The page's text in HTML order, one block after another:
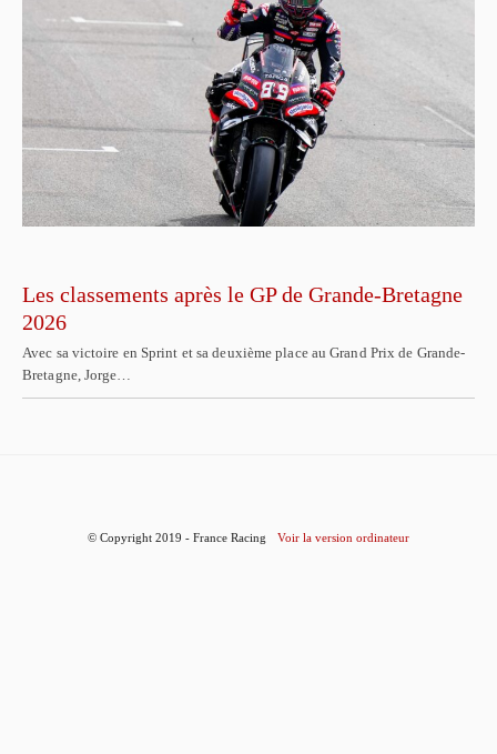
Les classements après le GP de Grande-Bretagne
2026
Avec sa victoire en Sprint et sa deuxième place au Grand Prix de Grande-
Bretagne, Jorge…
© Copyright 2019 - France Racing Voir la version ordinateur